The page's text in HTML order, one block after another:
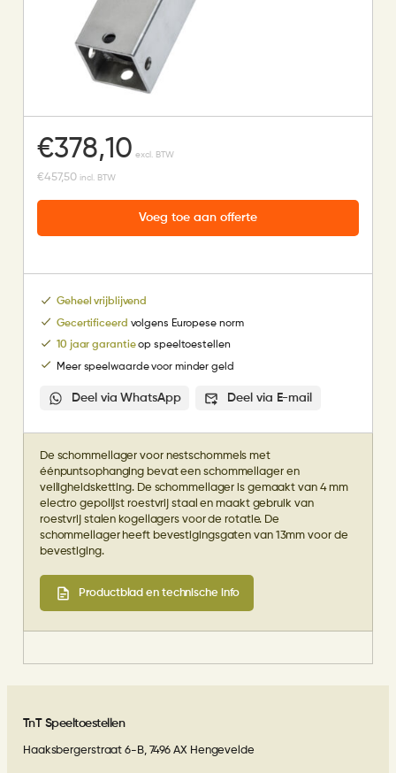
€378,10 excl. BTW
€457,50 incl. BTW
Voeg toe aan offerte
Geheel vrijblijvend
Gecertificeerd volgens Europese norm
10 jaar garantieop speeltoestellen
Meer speelwaarde voor minder geld
Deel via WhatsApp Deel via E-mail
De schommellager voor nestschommels met
éénpuntsophanging bevat een schommellager en
veiligheidsketting. De schommellager is gemaakt van 4 mm
electro gepolijst roestvrij staal en maakt gebruik van
roestvrij stalen kogellagers voor de rotatie. De
schommellager heeft bevestigingsgaten van 13mm voor de
bevestiging.
Productblad en technische info
TnT Speeltoestellen
Haaksbergerstraat 6-B, 7496 AX Hengevelde